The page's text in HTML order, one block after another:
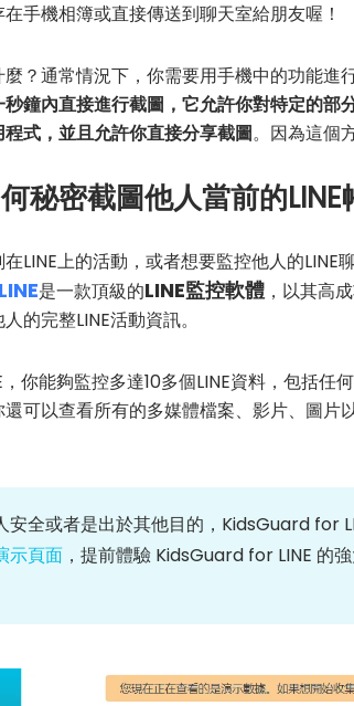
手機相簿或直接傳送到聊天室給朋友喔！
？通常情況下，你需要用手機中的功能進
鐘內直接進行截圖，它允許你對特定的
式，並且允許你直接分享截圖。因為這個
秘密截圖他人當前的LINE
LINE上的活動，或者想要監控他人的
是一款頂級的LINE監控軟體，以其高
的完整LINE活動資訊。
你能夠監控多達10多個LINE資料，包括
可以查看所有的多媒體檔案、影片、圖
安全或者是出於其他目的，KidsGuard for
示頁面 ，提前體驗 KidsGuard for LINE 的